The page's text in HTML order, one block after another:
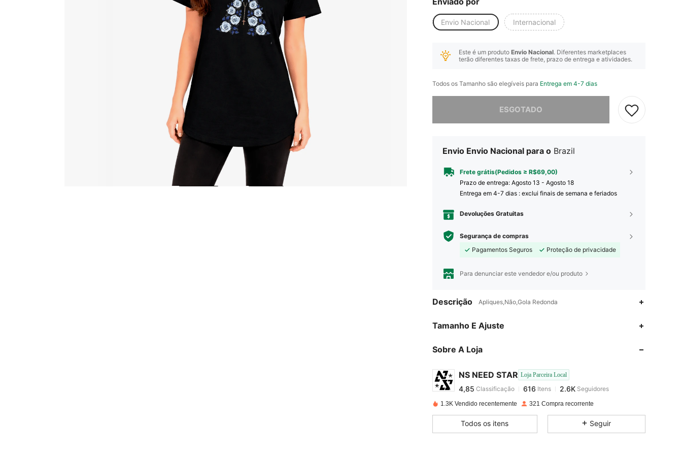
Envio Nacional Internacional
Este é um produto Envio Nacional. Diferentes marketplaces
terão diferentes taxas de frete, prazo de entrega e atividades.
Todos os Tamanho são elegíveis para Entrega em 4-7 dias
ESGOTADO
Envio Envio Nacional para o Brazil
Frete grátis(Pedidos ≥ R$69,00)
Prazo de entrega: Agosto 13 - Agosto 18
Entrega em 4-7 dias : exclui finais de semana e feriados
Devoluções Gratuitas
Segurança de compras
Pagamentos Seguros
Proteção de privacidade
Para denunciar este vendedor e/ou produto
Descrição Apliques,Não,Gola Redonda
Tamanho E Ajuste
Sobre A Loja
NS NEED STAR Loja Parceira Local
4,85
4,85
4,85 Classificação 616 Itens 2.6K Seguidores
j***apago1 dia atrás
4,85 616 2.6K
1.3K Vendido recentemente 321 Compra recorrente
Todos os itens Seguir